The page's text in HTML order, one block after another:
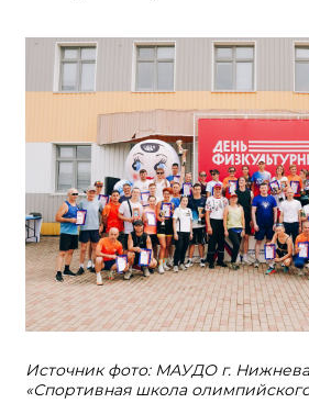
Источник фото: МАУДО г.
«Спортивная школа